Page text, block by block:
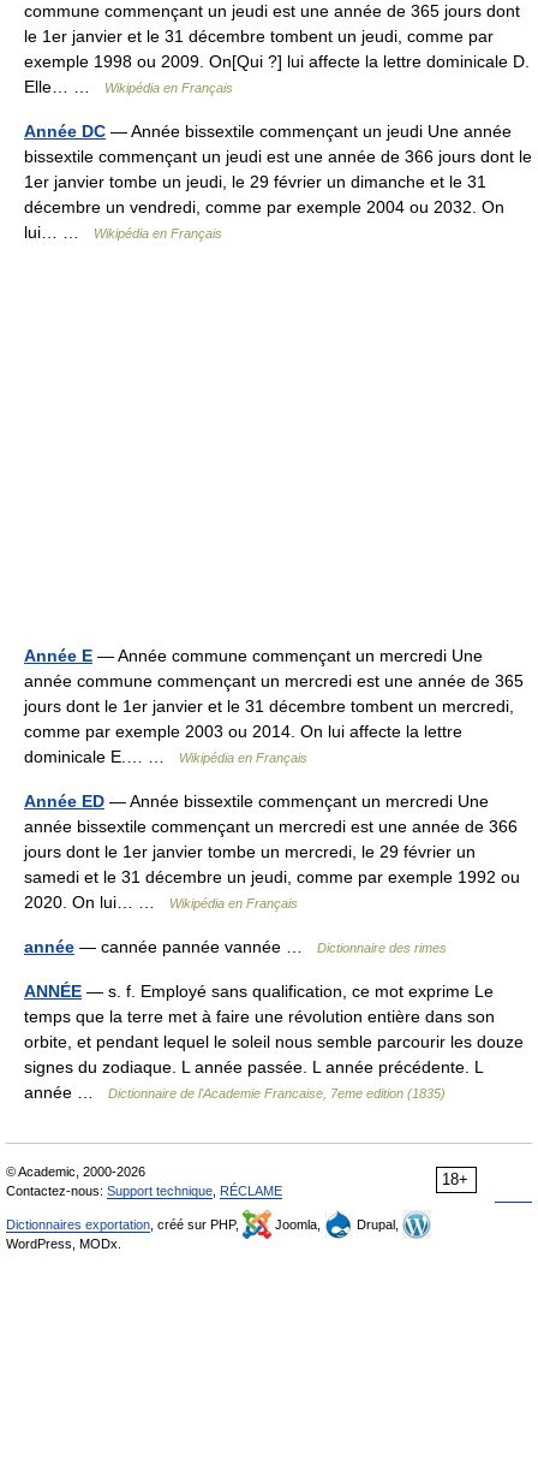
commune commençant un jeudi est une année de 365 jours dont
le 1er janvier et le 31 décembre tombent un jeudi, comme par
exemple 1998 ou 2009. On[Qui ?] lui affecte la lettre dominicale D.
Elle… …
Wikipédia en Français
Année DC — Année bissextile commençant un jeudi Une année
bissextile commençant un jeudi est une année de 366 jours dont le
1er janvier tombe un jeudi, le 29 février un dimanche et le 31
décembre un vendredi, comme par exemple 2004 ou 2032. On
lui… …
Wikipédia en Français
Année E — Année commune commençant un mercredi Une
année commune commençant un mercredi est une année de 365
jours dont le 1er janvier et le 31 décembre tombent un mercredi,
comme par exemple 2003 ou 2014. On lui affecte la lettre
dominicale E.… …
Wikipédia en Français
Année ED — Année bissextile commençant un mercredi Une
année bissextile commençant un mercredi est une année de 366
jours dont le 1er janvier tombe un mercredi, le 29 février un
samedi et le 31 décembre un jeudi, comme par exemple 1992 ou
2020. On lui… …
Wikipédia en Français
année — cannée pannée vannée … Dictionnaire des rimes
ANNÉE — s. f. Employé sans qualification, ce mot exprime Le
temps que la terre met à faire une révolution entière dans son
orbite, et pendant lequel le soleil nous semble parcourir les douze
signes du zodiaque. L année passée. L année précédente. L
année …
Dictionnaire de l'Academie Francaise, 7eme edition (1835)
18+
© Academic, 2000-2026
Contactez-nous: Support technique RÉCLAME
Dictionnaires exportation , créé sur PHP, Joomla,
Drupal,
WordPress, MODx.